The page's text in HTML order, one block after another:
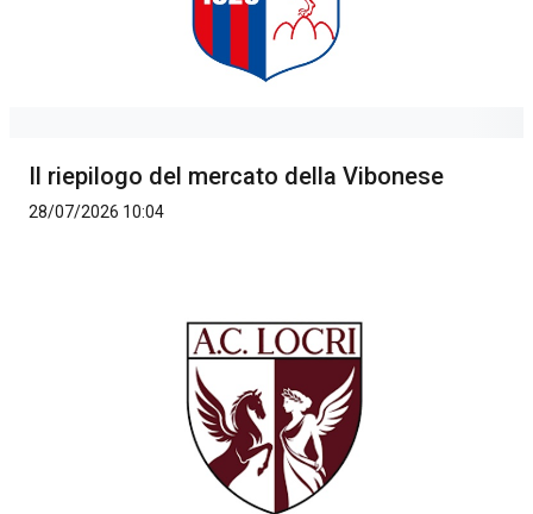
Il riepilogo del mercato della Vibonese
28/07/2026 10:04